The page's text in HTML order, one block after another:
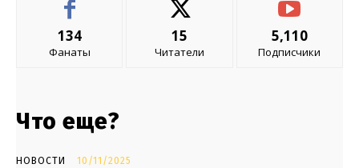
134
Фанаты
15
Читатели
5,110
Подписчики
Что еще?
НОВОСТИ 10/11/2025